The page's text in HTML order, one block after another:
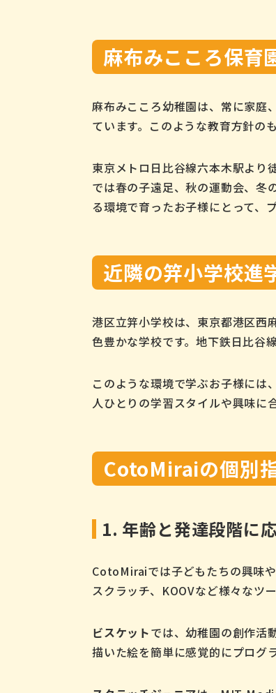
麻布みこころ保育
麻布みこころ幼稚園は、常に家庭
ています。このような教育方針の
東京メトロ日比谷線六本木駅より
では春の子遠足、秋の運動会、冬
る環境で育ったお子様にとって、
近隣の笄小学校進
港区立笄小学校は、東京都港区西
色豊かな学校です。地下鉄日比谷
このような環境で学ぶお子様に
人ひとりの学習スタイルや興味に
CotoMiraiの個別
1. 年齢と発達段階に
CotoMiraiでは子どもたちの興味
スクラッチ、KOOVなど様々なツ
ビスケットでは、幼稚園の創作活
描いた絵を簡単に感覚的にプログ